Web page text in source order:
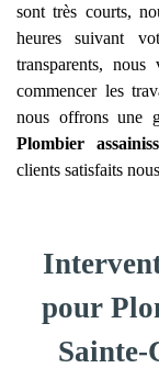
sont très courts,
heures suivant
transparents,
commencer les
nous offrons une
Plombier
clients satisfaits
pour
Sainte-